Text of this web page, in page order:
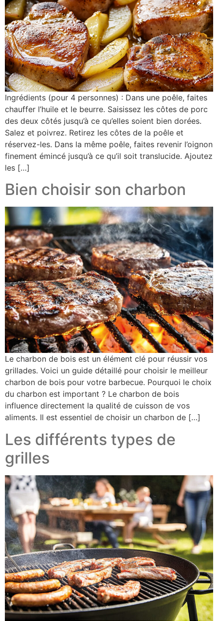
Ingrédients (pour 4 personnes) : Dans une poêle, faites
chauffer l’huile et le beurre. Saisissez les côtes de porc
des deux côtés jusqu’à ce qu’elles soient bien dorées.
Salez et poivrez. Retirez les côtes de la poêle et
réservez-les. Dans la même poêle, faites revenir l’oignon
finement émincé jusqu’à ce qu’il soit translucide. Ajoutez
les […]
Bien choisir son charbon
Le charbon de bois est un élément clé pour réussir vos
grillades. Voici un guide détaillé pour choisir le meilleur
charbon de bois pour votre barbecue. Pourquoi le choix
du charbon est important ? Le charbon de bois
influence directement la qualité de cuisson de vos
aliments. Il est essentiel de choisir un charbon de […]
Les différents types de
grilles